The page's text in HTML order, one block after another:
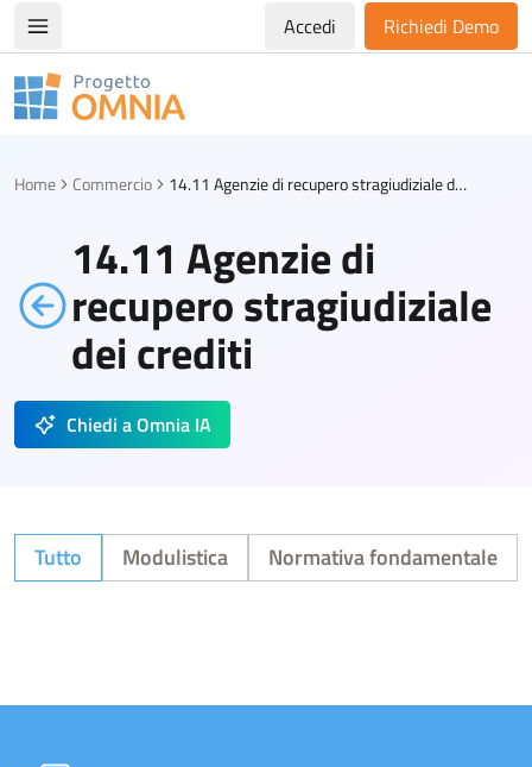
Apri/chiudi menù di navigazioneAccedi Richiedi Demo
Progetto Omnia
Home Commercio 14.11 Agenzie di recupero stragiudiziale dei crediti
14.11 Agenzie di
recupero stragiudiziale
dei crediti
Chiedi a Omnia IA
Tutto Modulistica Normativa fondamentale